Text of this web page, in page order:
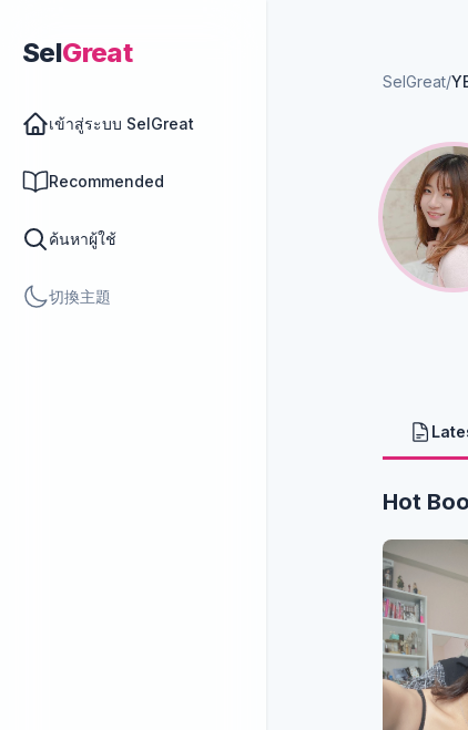
SelGreat
เข้าสู่ระบบ SelGreat
Recommended
ค้นหาผู้ใช้
切換主題
SelGreat/
Hot